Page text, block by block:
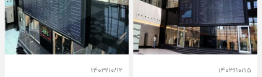
۱۴۰۳/۱۰/۱۵ ۱۴۰۳/۱۰/۱۲